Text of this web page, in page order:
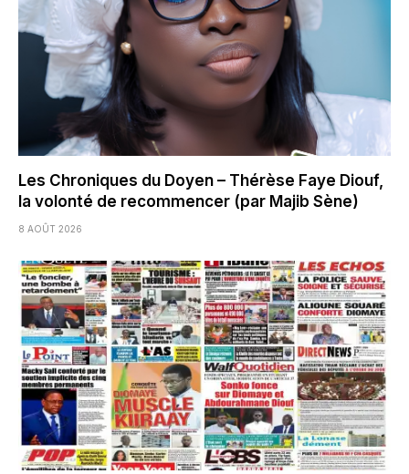
Les Chroniques du Doyen – Thérèse Faye Diouf,
la volonté de recommencer (par Majib Sène)
8 AOÛT 2026